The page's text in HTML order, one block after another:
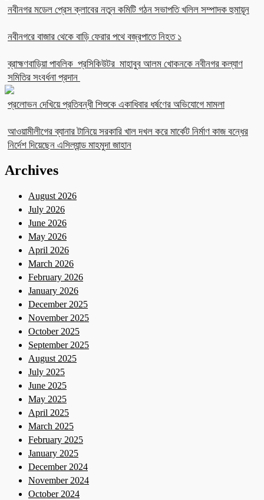
নবীনগর মডেল প্রেস ক্লাবের নতুন কমিটি গঠন সভাপতি খলিল সম্পাদক হুমায়ূন
নবীনগরে বাজার থেকে বাড়ি ফেরার পথে বজ্রপাতে নিহত ১
ব্রাহ্মণবাড়িয়া পাবলিক প্রসিকিউটর মাহাবুব আলম খোকনকে নবীনগর কল্যাণ
সমিতির সংবর্ধনা প্রদান
প্রলোভন দেখিয়ে প্রতিবন্ধী শিশুকে একাধিবার ধর্ষণের অভিযোগে মামলা
আওয়ামীলীগের ব্যানার টানিয়ে সরকারি খাল দখল করে মার্কেট নির্মাণ কাজ বন্ধের
নির্দেশ দিয়েছেন এসিল্যান্ড মাহমুদা জাহান
Archives
August 2026
July 2026
June 2026
May 2026
April 2026
March 2026
February 2026
January 2026
December 2025
November 2025
October 2025
September 2025
August 2025
July 2025
June 2025
May 2025
April 2025
March 2025
February 2025
January 2025
December 2024
November 2024
October 2024